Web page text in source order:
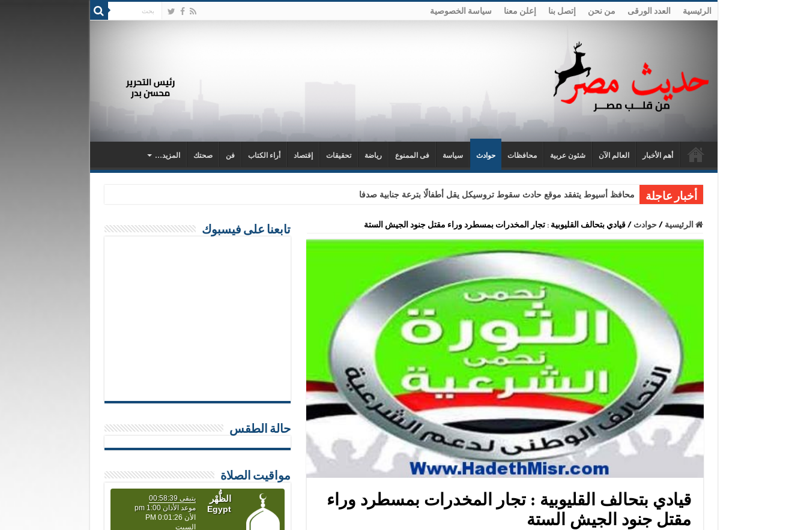
الرئيسية العدد الورقى من نحن إتصل بنا إعلن معنا سياسة الخصوصية
أهم الأخبار العالم الآن شئون عربية محافظات حوادث سياسة فى الممنوع رياضة تحقيقات إقتصاد أراء الكتاب فن صحتك المزيد…
أخبار عاجلة محافظ أسيوط يتفقد موقع حادث سقوط تروسيكل يقل أطفالًا بترعة جنابية صدفا
الرئيسية /حوادث /قيادي بتحالف القليوبية : تجار المخدرات بمسطرد وراء مقتل جنود الجيش الستة
قيادي بتحالف القليوبية : تجار المخدرات بمسطرد وراء
مقتل جنود الجيش الستة
تابعنا على فيسبوك
حالة الطقس
مواقيت الصلاة